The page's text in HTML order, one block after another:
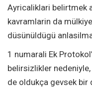
Ayricaliklari belirtmek
kavramlarin da
düsünüldügü
1 numarali Ek
belirsizlikler
de oldukça gevsek bir